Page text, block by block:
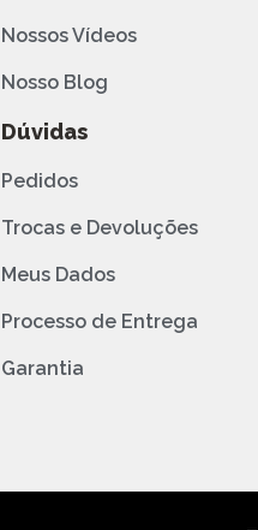
Nossos Vídeos
Nosso Blog
Dúvidas
Pedidos
Trocas e Devoluções
Meus Dados
Processo de Entrega
Garantia